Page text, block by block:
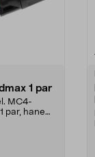
1 par
MC4-
par, hane